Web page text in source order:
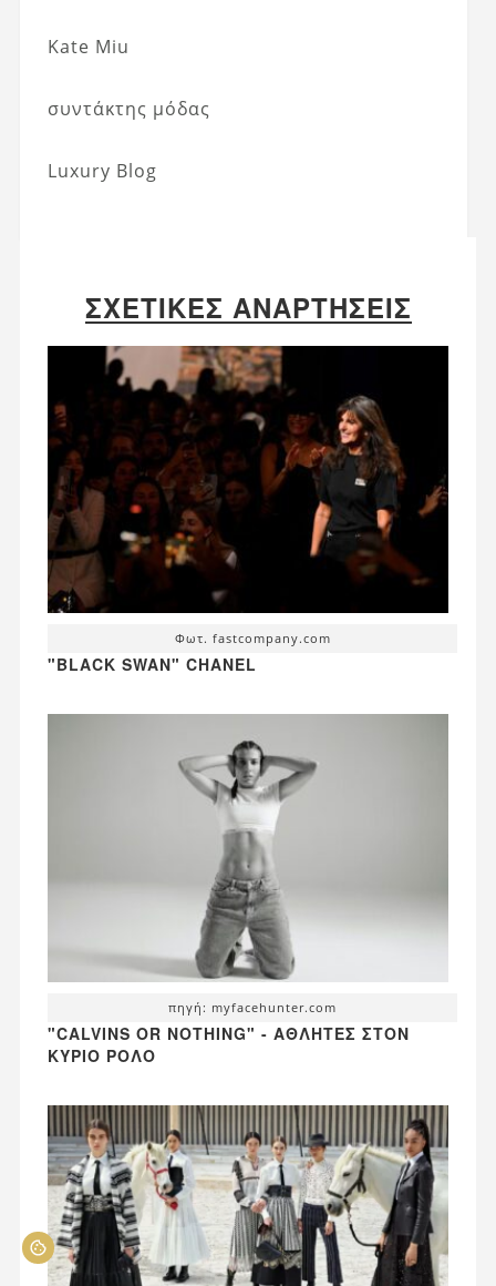
Kate Miu
συντάκτης μόδας
Luxury Blog
ΣΧΕΤΙΚΈΣ ΑΝΑΡΤΉΣΕΙΣ
Φωτ. fastcompany.com
"BLACK SWAN" CHANEL
πηγή: myfacehunter.com
"CALVINS OR NOTHING" - ΑΘΛΗΤΈΣ ΣΤΟΝ
ΚΎΡΙΟ ΡΌΛΟ